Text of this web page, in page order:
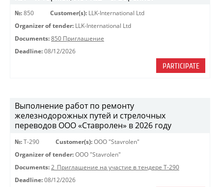
№: 850 Customer(s): LLK-International Ltd
Organizer of tender: LLK-International Ltd
Documents: 850 Приглашение
Deadline: 08/12/2026
PARTICIPATE
Выполнение работ по ремонту
железнодорожных путей и стрелочных
переводов ООО «Ставролен» в 2026 году
№: Т-290 Customer(s): OOO "Stavrolen"
Organizer of tender: OOO "Stavrolen"
Documents: 2_Приглашение на участие в тендере Т-290
Deadline: 08/12/2026